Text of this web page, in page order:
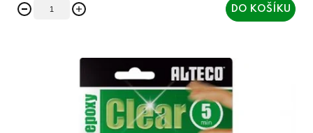
DO KOŠÍKU